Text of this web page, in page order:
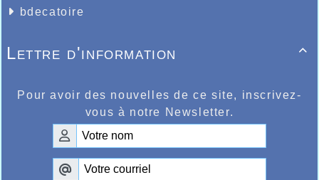
bdecatoire

Lettre d'information
Pour avoir des nouvelles de ce site, inscrivez-
vous à notre Newsletter.